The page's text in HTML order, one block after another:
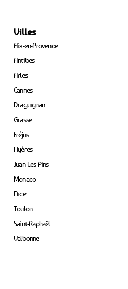
Villes
Aix-en-Provence
Antibes
Arles
Cannes
Draguignan
Grasse
Fréjus
Hyères
Juan-Les-Pins
Monaco
Nice
Toulon
Saint-Raphaël
Valbonne